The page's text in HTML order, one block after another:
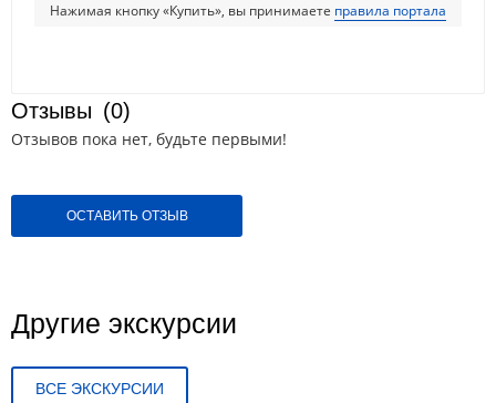
Нажимая кнопку «Купить», вы принимаете правила портала
Отзывы (0)
Отзывов пока нет, будьте первыми!
ОСТАВИТЬ ОТЗЫВ
Другие экскурсии
ВСЕ ЭКСКУРСИИ